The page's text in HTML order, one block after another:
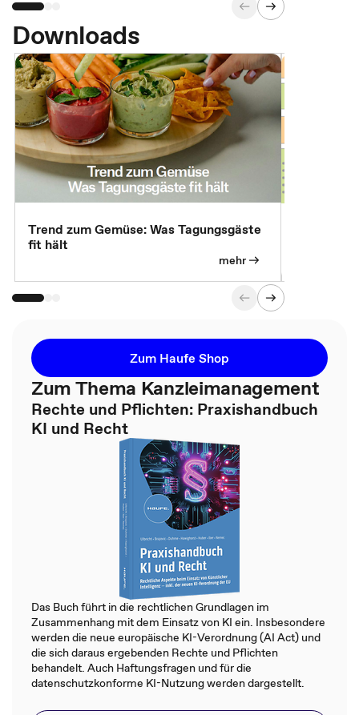
Downloads
Trend zum Gemüse: Was Tagungsgäste
fit hält
mehr
Zum Haufe Shop
Zum Thema Kanzleimanagement
Rechte und Pflichten: Praxishandbuch
KI und Recht
Das Buch führt in die rechtlichen Grundlagen im
Zusammenhang mit dem Einsatz von KI ein. Insbesondere
werden die neue europäische KI-Verordnung (AI Act) und
die sich daraus ergebenden Rechte und Pflichten
behandelt. Auch Haftungsfragen und für die
datenschutzkonforme KI-Nutzung werden dargestellt.